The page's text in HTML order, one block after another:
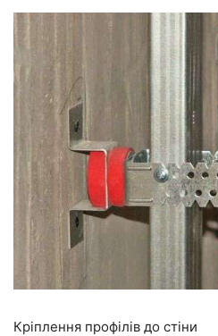
Кріплення профілів до стіни